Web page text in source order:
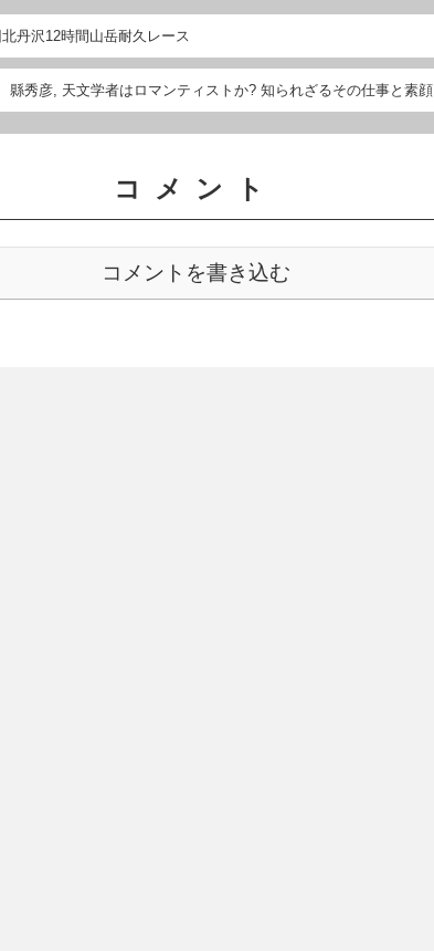
丹沢12時間山岳耐久レース
縣秀彦, 天文学者はロマンティストか? 知られざるその仕事と素顔
コメント
コメントを書き込む